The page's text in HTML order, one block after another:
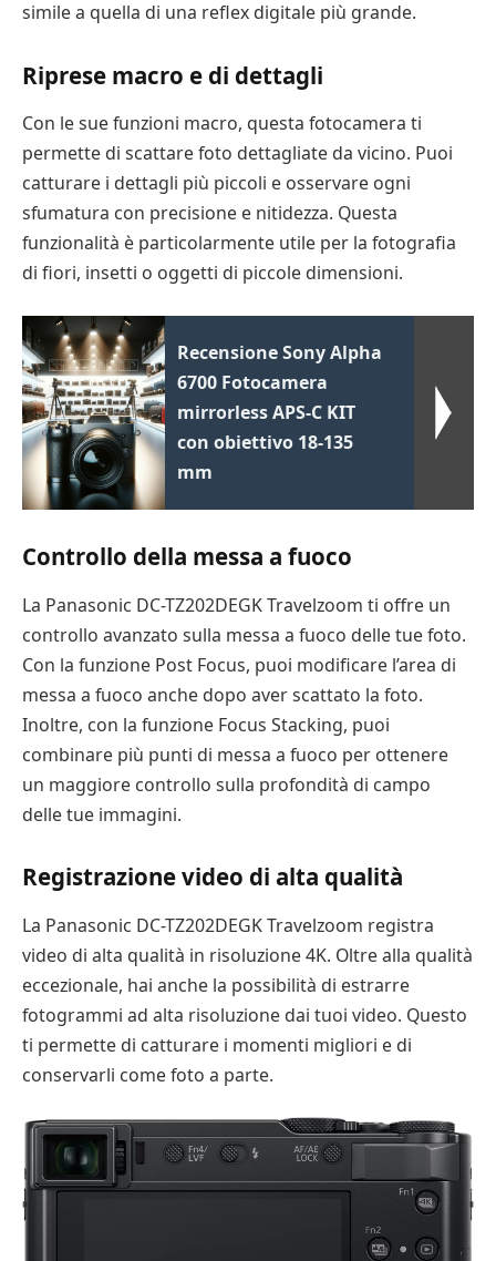
simile a quella di una reflex digitale più grande.
Riprese macro e di dettagli
Con le sue funzioni macro, questa fotocamera ti
permette di scattare foto dettagliate da vicino. Puoi
catturare i dettagli più piccoli e osservare ogni
sfumatura con precisione e nitidezza. Questa
funzionalità è particolarmente utile per la fotografia
di fiori, insetti o oggetti di piccole dimensioni.
Recensione Sony Alpha
6700 Fotocamera
mirrorless APS-C KIT
con obiettivo 18-135
mm
Controllo della messa a fuoco
La Panasonic DC-TZ202DEGK Travelzoom ti offre un
controllo avanzato sulla messa a fuoco delle tue foto.
Con la funzione Post Focus, puoi modificare l’area di
messa a fuoco anche dopo aver scattato la foto.
Inoltre, con la funzione Focus Stacking, puoi
combinare più punti di messa a fuoco per ottenere
un maggiore controllo sulla profondità di campo
delle tue immagini.
Registrazione video di alta qualità
La Panasonic DC-TZ202DEGK Travelzoom registra
video di alta qualità in risoluzione 4K. Oltre alla qualità
eccezionale, hai anche la possibilità di estrarre
fotogrammi ad alta risoluzione dai tuoi video. Questo
ti permette di catturare i momenti migliori e di
conservarli come foto a parte.